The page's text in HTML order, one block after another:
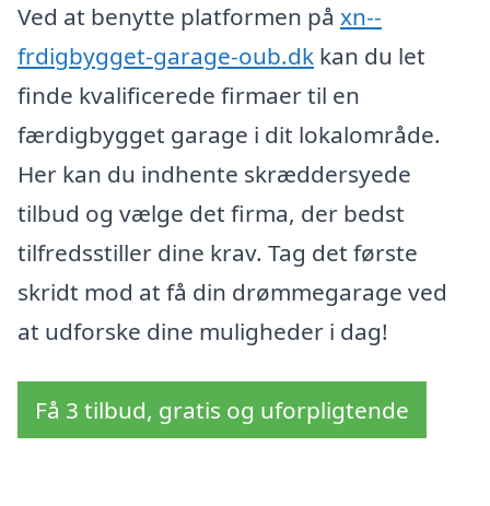
Ved at benytte platformen på xn--
frdigbygget-garage-oub.dk kan du let
finde kvalificerede firmaer til en
færdigbygget garage i dit lokalområde.
Her kan du indhente skræddersyede
tilbud og vælge det firma, der bedst
tilfredsstiller dine krav. Tag det første
skridt mod at få din drømmegarage ved
at udforske dine muligheder i dag!
Få 3 tilbud, gratis og uforpligtende